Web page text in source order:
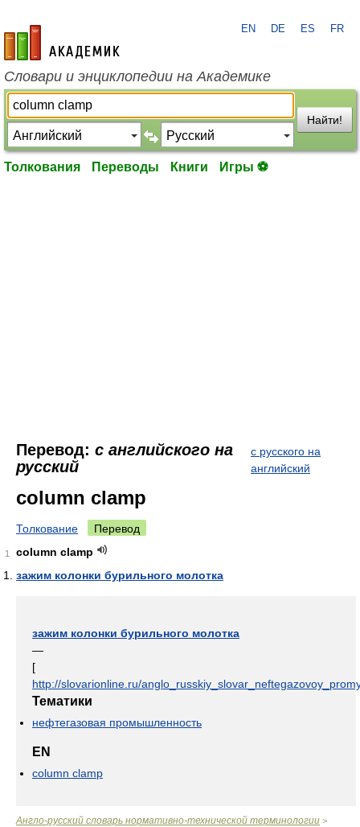
academic.ru
EN DE ES FR
Словари и энциклопедии на Академике
Найти!
Толкования Переводы Книги Игры ⚽
Перевод: с английского на
русский
с русского на
английский
column clamp
Толкование Перевод
1
column clamp
зажим колонки бурильного молотка
зажим колонки бурильного молотка
—
[
http://slovarionline.ru/
Тематики
нефтегазовая промышленность
EN
column clamp
Англо-русский словарь нормативно-технической терминологии >